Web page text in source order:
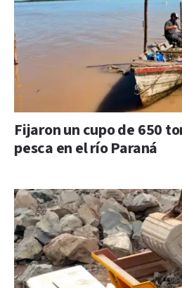
Fijaron un cupo de 650
pesca en el río Paraná